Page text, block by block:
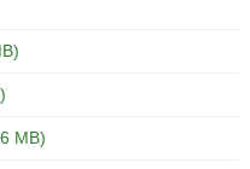
MB)